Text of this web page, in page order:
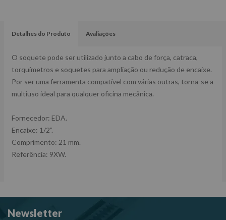
Detalhes do Produto Avaliações
O soquete pode ser utilizado junto a cabo de força, catraca,
torquímetros e soquetes para ampliação ou redução de encaixe.
Por ser uma ferramenta compatível com várias outras, torna-se a
multiuso ideal para qualquer oficina mecânica.
Fornecedor: EDA.
Encaixe: 1/2”.
Comprimento: 21 mm.
Referência: 9XW.
Newsletter